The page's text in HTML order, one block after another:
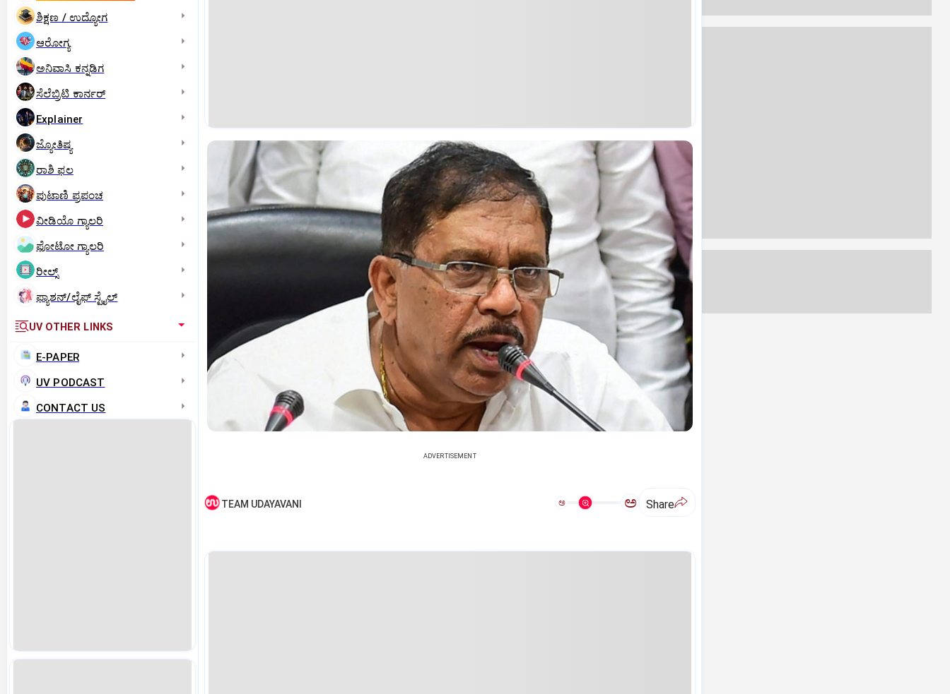
ಶಿಕ್ಷಣ / ಉದ್ಯೋಗ
ಆರೋಗ್ಯ
ಅನಿವಾಸಿ ಕನ್ನಡಿಗ
ಸೆಲೆಬ್ರಿಟಿ ಕಾರ್ನರ್‌
Explainer
ಜ್ಯೋತಿಷ್ಯ
ರಾಶಿ ಫಲ
ಪುಟಾಣಿ ಪ್ರಪಂಚ
ವೀಡಿಯೊ ಗ್ಯಾಲರಿ
ಫೋಟೋ ಗ್ಯಾಲರಿ
ರೀಲ್ಸ್
ಫ್ಯಾಶನ್/ಲೈಫ್‌ ಸ್ಟೈಲ್
UV OTHER LINKS
E-PAPER
UV PODCAST
CONTACT US
ADVERTISEMENT
TEAM UDAYAVANI ಅ ಅ Share